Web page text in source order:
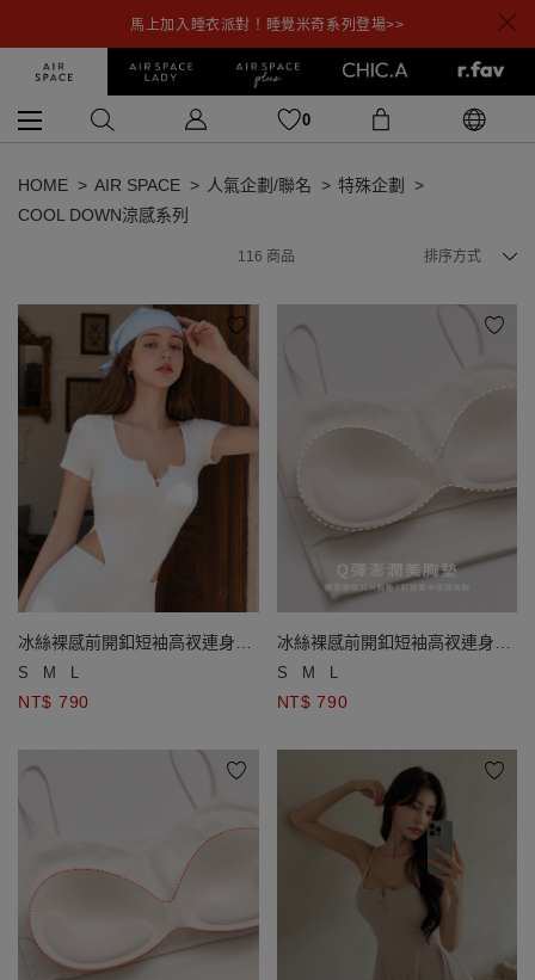
馬上加入睡衣派對！睡覺米奇系列登場>>
0
HOME AIR SPACE 人氣企劃/聯名
特殊企劃
COOL DOWN涼感系列
116 商品 排序方式
冰絲裸感前開釦短袖高衩連身衣
(附胸墊)
S M L
NT$ 790
冰絲裸感前開釦短袖高衩連身衣
(附胸墊)
S M L
NT$ 790